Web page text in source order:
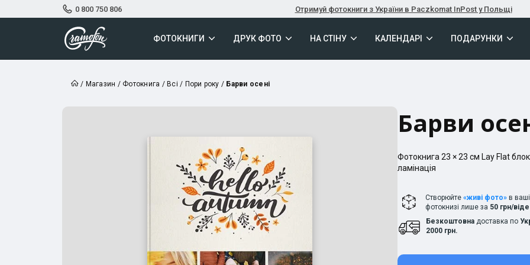
0 800 750 806 Отримуй фотокниги з України в Paczkomat InPost у Польщі
ФОТОКНИГИ ДРУК ФОТО НА СТІНУ КАЛЕНДАРІ ПОДАРУНКИ
/ Магазин / Фотокнига / Всі / Пори року / Барви осені
Барви
Фотокнига 23 × 23 см Lay Flat
ламінація
Створюйте «живі фото» в
фотокнизі лише за 50 грн/
Безкоштовна доставка по
2000 грн.